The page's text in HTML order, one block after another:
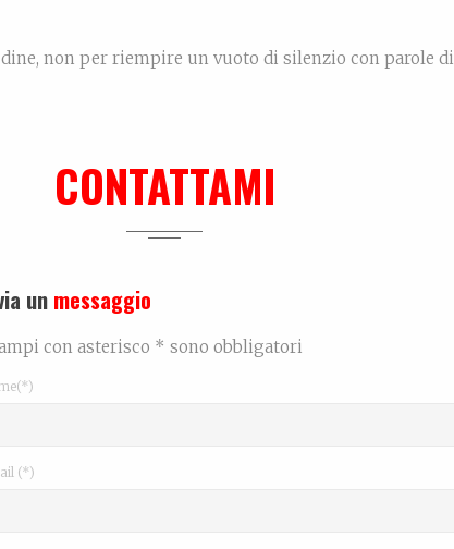
non per riempire un vuoto di silenzio con parole di
CONTATTAMI
un messaggio
con asterisco * sono obbligatori
(*)